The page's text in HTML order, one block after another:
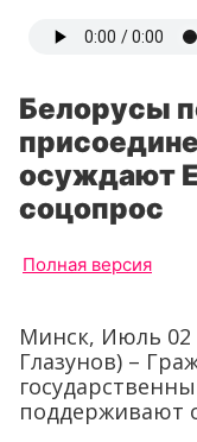
Белорусы
осуждают
соцопрос
Полная версия
Минск, Июль 02
Глазунов) –
поддерживают